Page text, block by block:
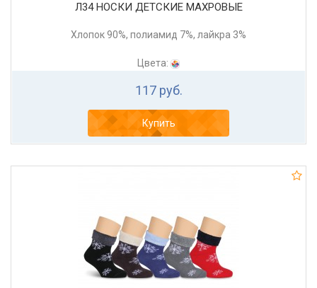
Л34 НОСКИ ДЕТСКИЕ МАХРОВЫЕ
Хлопок 90%, полиамид 7%, лайкра 3%
Цвета:
117 руб.
Купить